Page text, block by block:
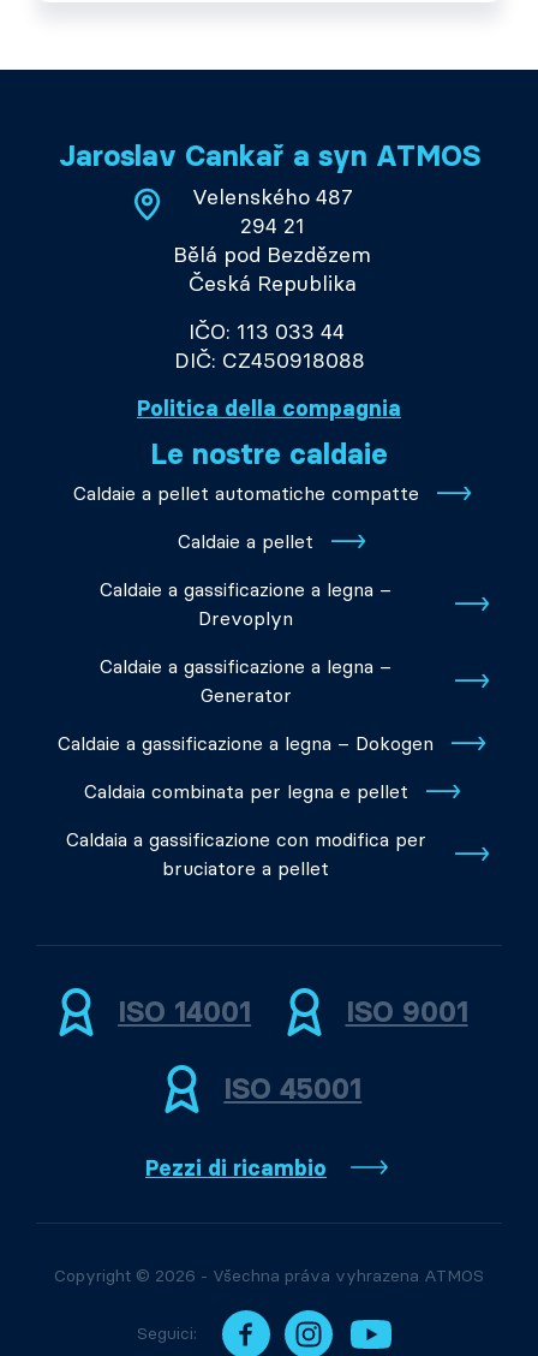
Jaroslav Cankař a syn ATMOS
Velenského 487
294 21
Bělá pod Bezdězem
Česká Republika
IČO: 113 033 44
DIČ: CZ450918088
Politica della compagnia
Le nostre caldaie
Caldaie a pellet automatiche compatte
Caldaie a pellet
Caldaie a gassificazione a legna –
Drevoplyn
Caldaie a gassificazione a legna –
Generator
Caldaie a gassificazione a legna – Dokogen
Caldaia combinata per legna e pellet
Caldaia a gassificazione con modifica per
bruciatore a pellet
ISO 14001 ISO 9001
ISO 45001
Pezzi di ricambio
Copyright © 2026 - Všechna práva vyhrazena ATMOS
Seguici: